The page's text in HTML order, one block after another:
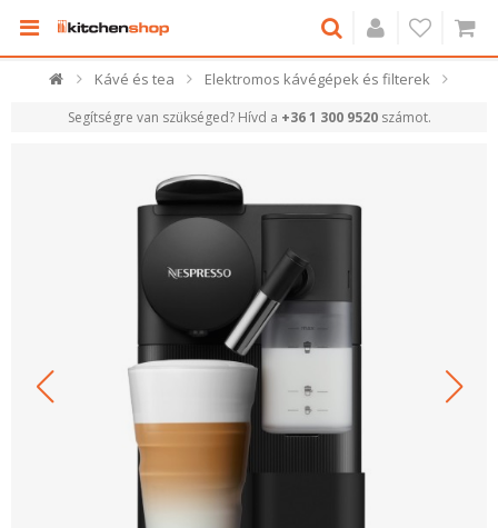
Kávé és tea Elektromos kávégépek és filterek
Segítségre van szükséged? Hívd a +36 1 300 9520számot.